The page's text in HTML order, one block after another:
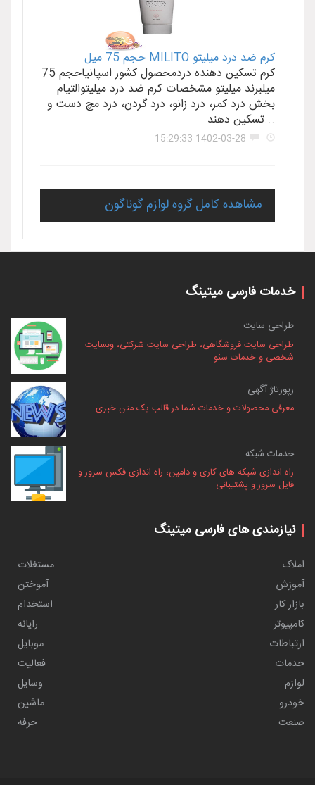
کرم ضد درد ميليتو MILITO حجم 75 ميل
کرم تسکين دهنده دردمحصول کشور اسپانياحجم 75
ميلبرند ميليتو مشخصات کرم ضد درد ميليتوالتيام
بخش درد کمر، درد زانو، درد گردن، درد مچ دست و
...تسکين دهند
1402-03-28 15:29:33
مشاهده کامل گروه لوازم گوناگون
خدمات فارسی میتینگ
طراحی سایت
طراحی سایت فروشگاهی، طراحی سایت شرکتی، وبسایت
شخصی و خدمات سئو
رپورتاژ آگهی
معرفی محصولات و خدمات شما در قالب یک متن خبری
خدمات شبکه
راه اندازی شبکه های کاری و دامین، راه اندازی فکس سرور و
فایل سرور و پشتیبانی
نیازمندی های فارسی میتینگ
املاک
مستغلات
آموزش
آموختن
بازار کار
استخدام
کامپیوتر
رایانه
ارتباطات
موبایل
خدمات
فعالیت
لوازم
وسایل
خودرو
ماشین
صنعت
حرفه